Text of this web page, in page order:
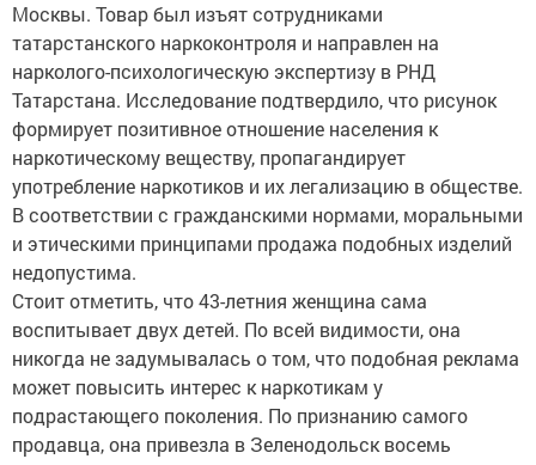
Москвы. Товар был изъят сотрудниками
татарстанского наркоконтроля и направлен на
нарколого-психологическую экспертизу в РНД
Татарстана. Исследование подтвердило, что рисунок
формирует позитивное отношение населения к
наркотическому веществу, пропагандирует
употребление наркотиков и их легализацию в обществе.
В соответствии с гражданскими нормами, моральными
и этическими принципами продажа подобных изделий
недопустима.
Стоит отметить, что 43-летния женщина сама
воспитывает двух детей. По всей видимости, она
никогда не задумывалась о том, что подобная реклама
может повысить интерес к наркотикам у
подрастающего поколения. По признанию самого
продавца, она привезла в Зеленодольск восемь